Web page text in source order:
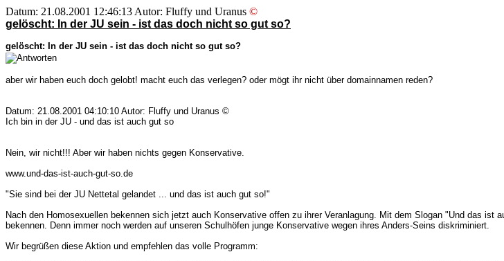
Datum: 21.08.2001 12:46:13 Autor: Fluffy und Uranus ©
gelöscht: In der JU sein - ist das doch nicht so gut so?
gelöscht: In der JU sein - ist das doch nicht so gut so?
aber wir haben euch doch gelobt! macht euch das verlegen? oder mögt ihr nicht über domainnamen reden?
Datum: 21.08.2001 04:10:10 Autor: Fluffy und Uranus ©
Ich bin in der JU - und das ist auch gut so
Nein, wir nicht!!! Aber wir haben nichts gegen Konservative.
www.und-das-ist-auch-gut-so.de
"Sie sind bei der JU Nettetal gelandet ... und das ist auch gut so!"
Nach den Homosexuellen bekennen sich jetzt auch Konservative offen zu ihrer Veranlagung. Mit dem Slogan "Und das
bekennen. Denn immer noch werden auf unseren Schulhöfen junge Konservative wegen ihres Anders-Seins diskriminiert.
Wir begrüßen diese Aktion und empfehlen das volle Programm: